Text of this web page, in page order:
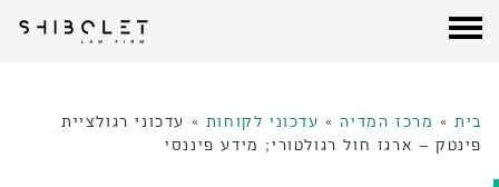
בית » מרכז המדיה» עדכוני לקוחות » עדכוני רגולציית
פינטק – ארגז חול רגולטורי; מידע פיננסי